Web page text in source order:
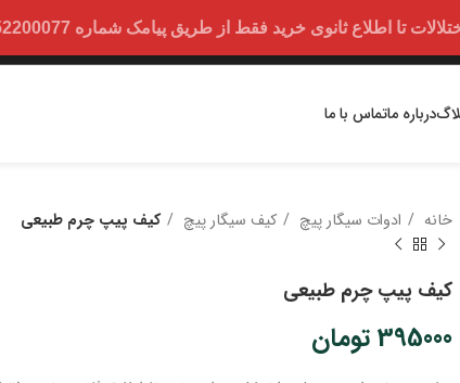
ثانوی خرید فقط از طریق پیامک شماره 09352200077 امکان پذیر است.
درباره ماتماس با ما
خانه ادوات سیگار پیچ کیف سیگار پیچ کیف پیپ چرم طبیعی
کیف پیپ چرم طبیعی
395000 تومان